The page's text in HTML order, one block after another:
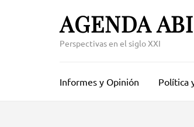
AGENDA
Perspectivas en el siglo XXI
Informes y Opinión Política